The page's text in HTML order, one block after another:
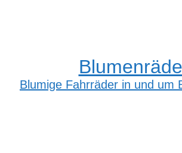
Blumige Fahrräder in und um